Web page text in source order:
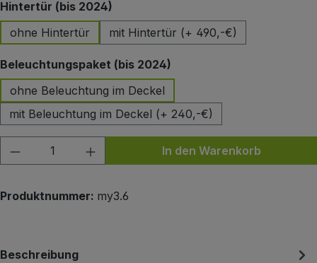
Hintertür (bis 2024)
ohne Hintertür
mit Hintertür (+ 490,-€)
Beleuchtungspaket (bis 2024)
ohne Beleuchtung im Deckel
mit Beleuchtung im Deckel (+ 240,-€)
Produkt Anzahl: Gib den gewünschten
In den Warenkorb
Produktnummer: my3.6
Beschreibung